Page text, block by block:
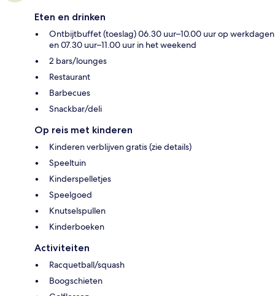
Eten en drinken
Ontbijtbuffet (toeslag) 06.30 uur–10.00 uur op werkdagen
en 07.30 uur–11.00 uur in het weekend
2 bars/lounges
Restaurant
Barbecues
Snackbar/deli
Op reis met kinderen
Kinderen verblijven gratis (zie details)
Speeltuin
Kinderspelletjes
Speelgoed
Knutselspullen
Kinderboeken
Activiteiten
Racquetball/squash
Boogschieten